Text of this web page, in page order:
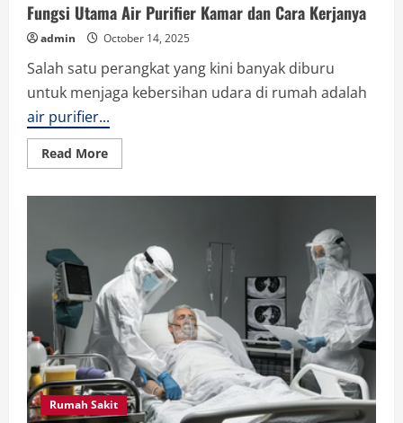
Fungsi Utama Air Purifier Kamar dan Cara Kerjanya
admin October 14, 2025
Salah satu perangkat yang kini banyak diburu
untuk menjaga kebersihan udara di rumah adalah
air purifier...
Read MoreRead
more
Cara
Kerjanya
Rumah Sakit